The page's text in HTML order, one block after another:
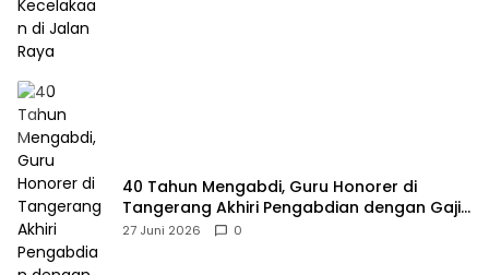
40 Tahun Mengabdi, Guru Honorer di
Tangerang Akhiri Pengabdian dengan Gaji
Rp414 Ribu
27 Juni 2026 0